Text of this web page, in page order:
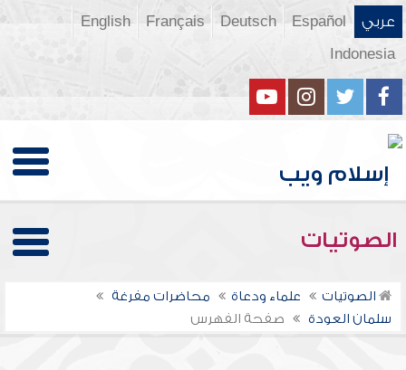
عربي Español
Deutsch
Français
English
Indonesia
الصوتيات
الصوتيات علماء ودعاة
محاضرات مفرغة
سلمان العودة
صفحة الفهرس